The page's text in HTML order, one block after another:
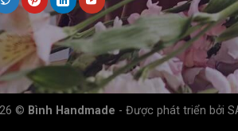
© Bình Handmade - Được phát triển bởi